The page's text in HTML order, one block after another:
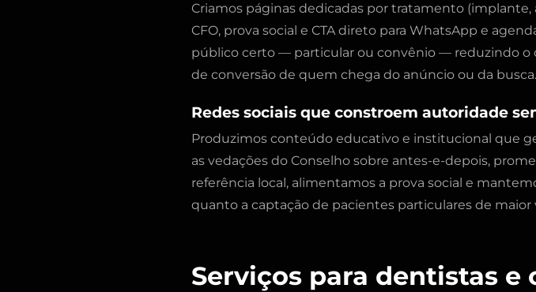
Criamos páginas dedicadas por tratamento
CFO, prova social e CTA direto para WhatsApp e
público certo — particular ou convênio — reduzindo o
de conversão de quem chega do anúncio ou da busca.
Redes sociais que constroem autoridade
Produzimos conteúdo educativo e institucional que
as vedações do Conselho sobre antes-e-depois,
referência local, alimentamos a prova social e
quanto a captação de pacientes particulares de maior
Serviços para dentistas